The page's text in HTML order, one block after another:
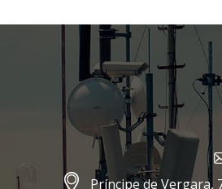
Príncipe de Vergara,